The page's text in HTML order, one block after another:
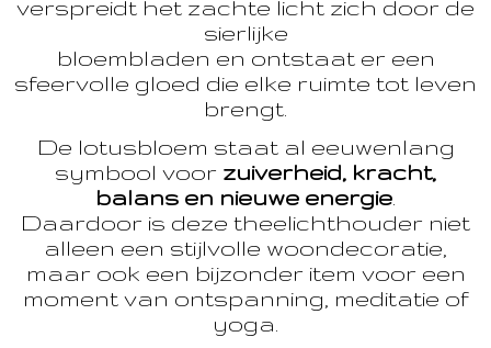
verspreidt het zachte licht zich door de
sierlijke
bloembladen en ontstaat er een
sfeervolle gloed die elke ruimte tot leven
brengt.
De lotusbloem staat al eeuwenlang
symbool voor zuiverheid, kracht,
balans en nieuwe energie
Daardoor is deze theelichthouder niet
alleen een stijlvolle woondecoratie,
maar ook een bijzonder item voor een
moment van ontspanning, meditatie of
yoga.